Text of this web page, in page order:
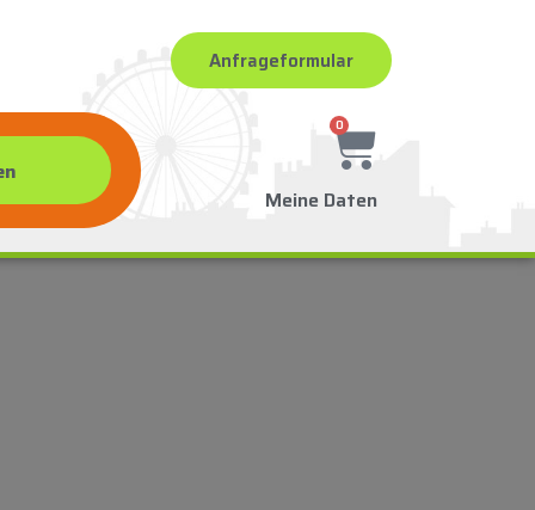
Anfrageformular
0
Meine Daten